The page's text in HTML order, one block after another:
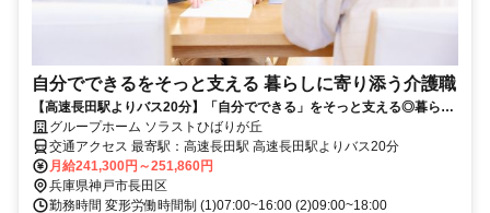
自分でできるをそっと支える 暮らしに寄り添う介護職
【高速長田駅よりバス20分】「自分でできる」をそっと支える◎暮らし
に寄り添う介護職募集★
グループホーム ソラストひばりが丘
交通アクセス 最寄駅：高速長田駅 高速長田駅よりバス20分
月給241,300円～251,860円
兵庫県神戸市長田区
勤務時間 変形労働時間制 (1)07:00~16:00 (2)09:00~18:00